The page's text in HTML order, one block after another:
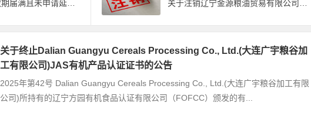
关于终止Dalian Guangyu Cereals Processing Co., Ltd.(大连广宇粮谷加
工有限公司)JAS有机产品认证证书的公告
2025年第42号 Dalian Guangyu Cereals Processing Co., Ltd.(大连广宇粮谷加工有限
公司)所持有的辽宁方园有机食品认证有限公司（FOFCC）颁发的有...